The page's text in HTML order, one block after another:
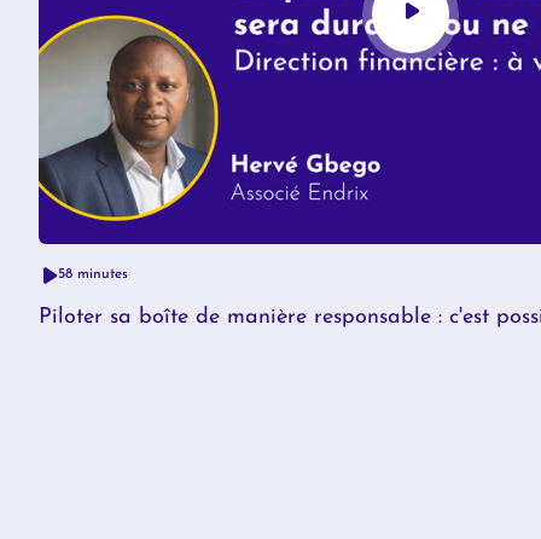
58 minutes
Piloter sa boîte de manière responsable : c'est